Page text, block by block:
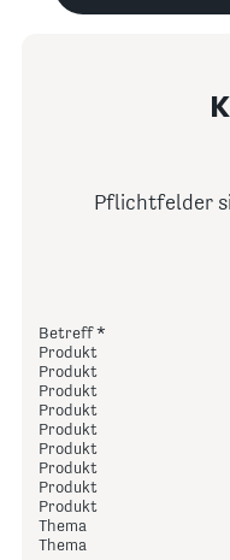
Pflichtfelder
Betreff
Produkt
Produkt
Produkt
Produkt
Produkt
Produkt
Produkt
Produkt
Produkt
Thema
Thema